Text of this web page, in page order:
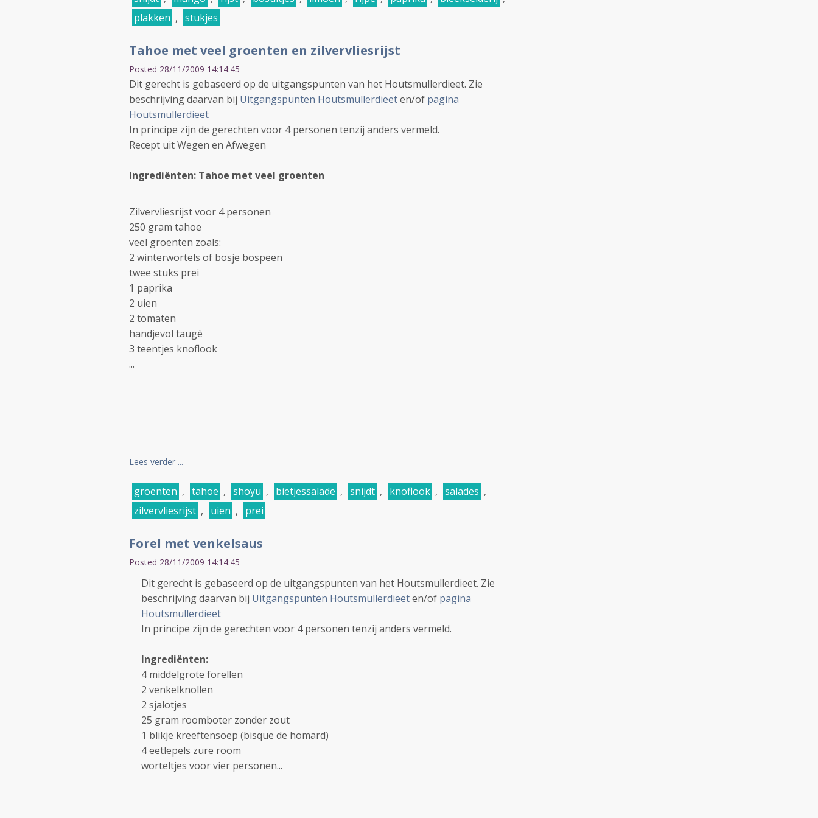
plakken , stukjes
Tahoe met veel groenten en zilvervliesrijst
Posted 28/11/2009 14:14:45
Dit gerecht is gebaseerd op de uitgangspunten van het Houtsmullerdieet. Zie
beschrijving daarvan bij Uitgangspunten Houtsmullerdieeten/of pagina
Houtsmullerdieet
In principe zijn de gerechten voor 4 personen tenzij anders vermeld.
Recept uit Wegen en Afwegen
Ingrediënten: Tahoe met veel groenten
Zilvervliesrijst voor 4 personen
250 gram tahoe
veel groenten zoals:
2 winterwortels of bosje bospeen
twee stuks prei
1 paprika
2 uien
2 tomaten
handjevol taugè
3 teentjes knoflook
...
Lees verder ...
groenten , tahoe , shoyu , bietjessalade , snijdt , knoflook , salades ,
zilvervliesrijst , uien , prei
Forel met venkelsaus
Posted 28/11/2009 14:14:45
Dit gerecht is gebaseerd op de uitgangspunten van het Houtsmullerdieet. Zie
beschrijving daarvan bij Uitgangspunten Houtsmullerdieeten/of pagina
Houtsmullerdieet
In principe zijn de gerechten voor 4 personen tenzij anders vermeld.
Ingrediënten:
4 middelgrote forellen
2 venkelknollen
2 sjalotjes
25 gram roomboter zonder zout
1 blikje kreeftensoep (bisque de homard)
4 eetlepels zure room
worteltjes voor vier personen...